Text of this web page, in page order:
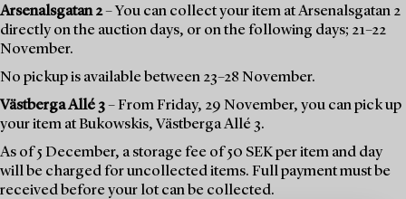
Arsenalsgatan 2– You can collect your item at Arsenalsgatan 2
directly on the auction days, or on the following days; 21–22
November.
No pickup is available between 23–28 November.
Västberga Allé 3– From Friday, 29 November, you can pick up
your item at Bukowskis, Västberga Allé 3.
As of 5 December, a storage fee of 50 SEK per item and day
will be charged for uncollected items. Full payment must be
received before your lot can be collected.